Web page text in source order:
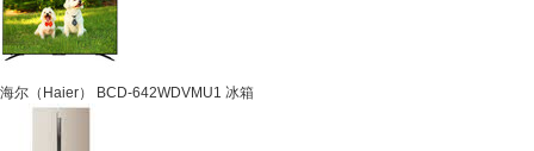
海尔（Haier） BCD-642WDVMU1 冰箱